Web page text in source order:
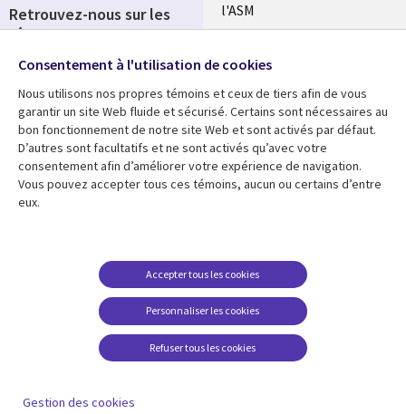
l'ASM
Fusions
Ressources
Library
Links
Articles
Blog
Support
Legal
Accessibilité
conditions juridiques
FAQ Carrières
Centre de gestion des
témoins
Retrouvez-nous sur les
réseaux
Social
Media
FRANCE
Consentement à l'utilisation de cookies
Nous utilisons nos propres témoins et ceux de tiers afin de vous
garantir un site Web fluide et sécurisé. Certains sont nécessaires au
bon fonctionnement de notre site Web et sont activés par défaut.
D’autres sont facultatifs et ne sont activés qu’avec votre
consentement afin d’améliorer votre expérience de navigation.
Vous pouvez accepter tous ces témoins, aucun ou certains d’entre
eux.
Personnaliser les cookies
Accepter tous les cookies
Refuser tous les cookies
Gestion des cookies